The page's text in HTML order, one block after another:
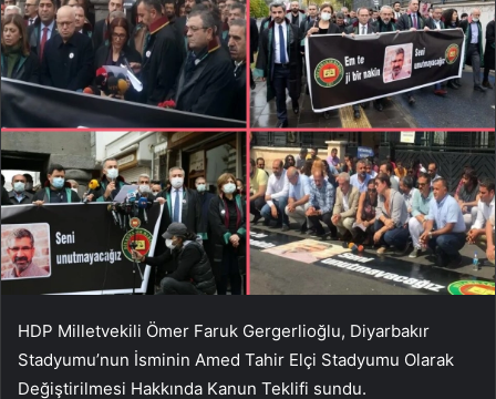
HDP Milletvekili Ömer Faruk Gergerlioğlu, Diyarbakır
Stadyumu’nun İsminin Amed Tahir Elçi Stadyumu Olarak
Değiştirilmesi Hakkında Kanun Teklifi sundu.